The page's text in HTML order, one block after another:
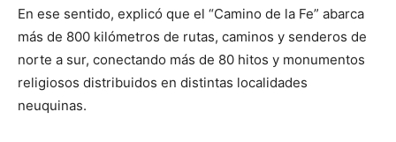
En ese sentido, explicó que el “Camino de la Fe” abarca
más de 800 kilómetros de rutas, caminos y senderos de
norte a sur, conectando más de 80 hitos y monumentos
religiosos distribuidos en distintas localidades
neuquinas.